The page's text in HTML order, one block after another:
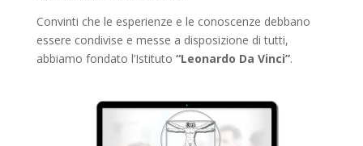
Convinti che le esperienze e le conoscenze debbano
essere condivise e messe a disposizione di tutti,
abbiamo fondato l’Istituto “Leonardo Da Vinci”.